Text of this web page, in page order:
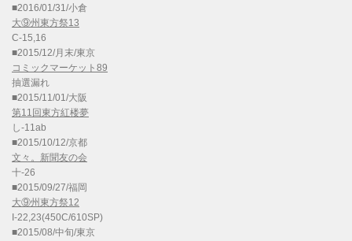
■2016/01/31/小倉
大⑨州東方祭13
C-15,16
■2015/12/月末/東京
コミックマーケット89
抽選漏れ
■2015/11/01/大阪
第11回東方紅楼夢
し-11ab
■2015/10/12/京都
文々。新聞友の会
十-26
■2015/09/27/福岡
大⑨州東方祭12
I-22,23(450C/610SP)
■2015/08/中旬/東京